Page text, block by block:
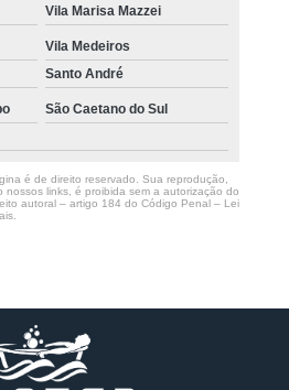
Vila Marisa Mazzei
Vila Medeiros
Santo André
São Caetano do Sul
é de direito reservado. Sua reprodução,
nossos links, é proibida sem a autorização do
autoral – artigo 184 do Código Penal – Lei
.